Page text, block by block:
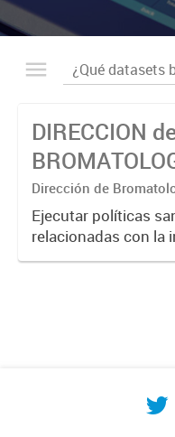
DIRECCION
HIGIENE –
de
HUMANO y
Dirección de
de Desarrollo Humano
Social - Departamento
Estadísticas
Ejecutar políticas
relacionadas con la
los alimentos.